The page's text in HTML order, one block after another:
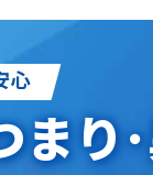
心
まり